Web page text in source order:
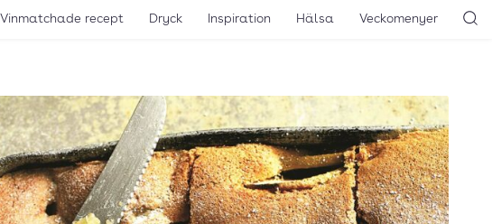
Vinmatchade recept Dryck Inspiration Hälsa Veckomenyer